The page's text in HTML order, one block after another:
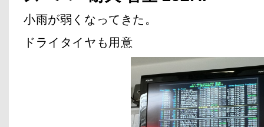
小雨が弱くなってきた。
ドライタイヤも用意